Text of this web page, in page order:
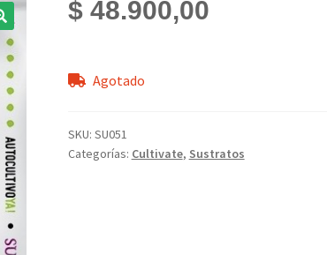
$48.900,00
Agotado
SKU: SU051
Categorías: Cultivate, Sustratos